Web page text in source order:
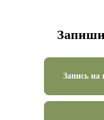
Запись на